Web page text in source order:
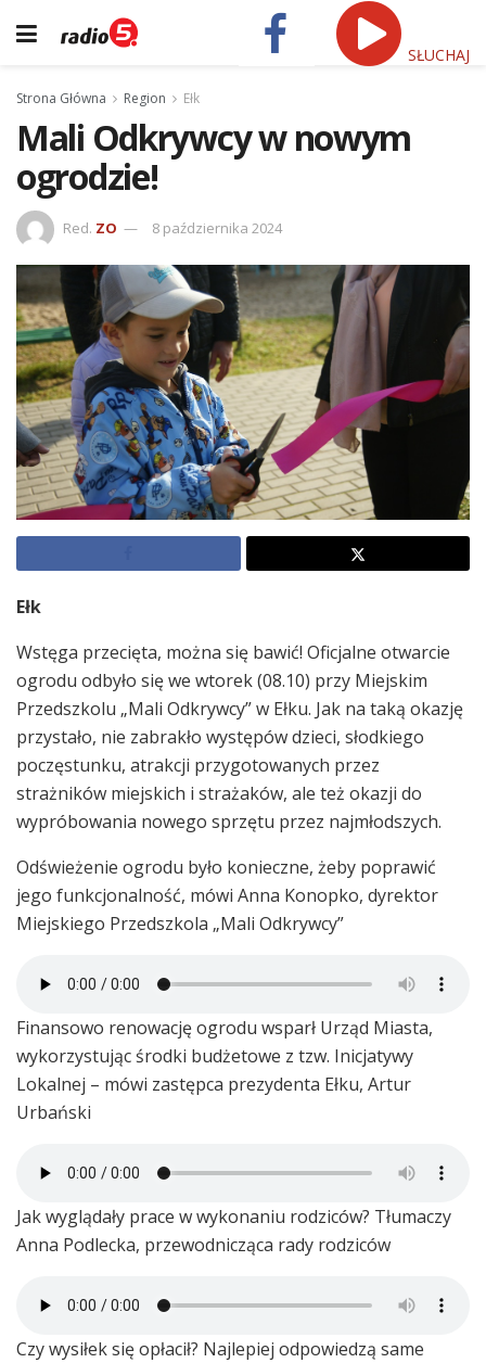
SŁUCHAJ
Strona Główna Region Ełk
Mali Odkrywcy w nowym
ogrodzie!
Red. ZO 8 października 2024
Ełk
Wstęga przecięta, można się bawić! Oficjalne otwarcie
ogrodu odbyło się we wtorek (08.10) przy Miejskim
Przedszkolu „Mali Odkrywcy” w Ełku. Jak na taką okazję
przystało, nie zabrakło występów dzieci, słodkiego
poczęstunku, atrakcji przygotowanych przez
strażników miejskich i strażaków, ale też okazji do
wypróbowania nowego sprzętu przez najmłodszych.
Odświeżenie ogrodu było konieczne, żeby poprawić
jego funkcjonalność, mówi Anna Konopko, dyrektor
Miejskiego Przedszkola „Mali Odkrywcy”
Finansowo renowację ogrodu wsparł Urząd Miasta,
wykorzystując środki budżetowe z tzw. Inicjatywy
Lokalnej – mówi zastępca prezydenta Ełku, Artur
Urbański
Jak wyglądały prace w wykonaniu rodziców? Tłumaczy
Anna Podlecka, przewodnicząca rady rodziców
Czy wysiłek się opłacił? Najlepiej odpowiedzą same